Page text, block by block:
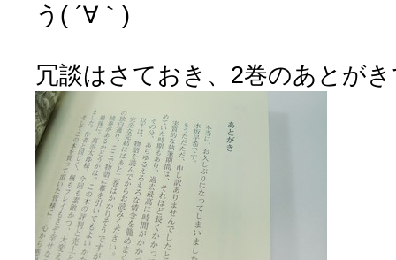
う( ´∀｀)
冗談はさておき、2巻のあとが